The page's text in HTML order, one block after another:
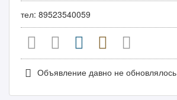
тел: 89523540059
Объявление давно не обновлялось